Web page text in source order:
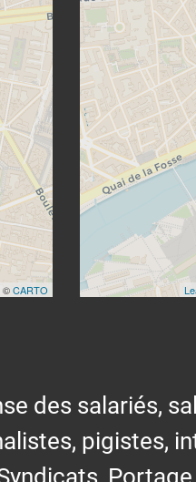
©CARTO
des salariés,
pigistes,
Portage